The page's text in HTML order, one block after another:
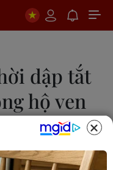
dập tắt
hộ ven